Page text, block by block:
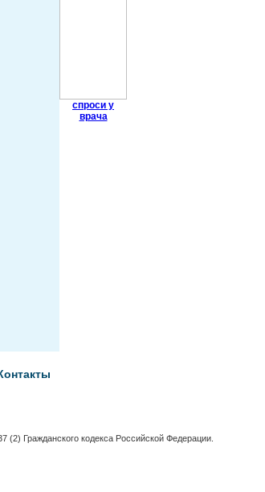
спроси у
врача
Гражданского кодекса Российской Федерации.